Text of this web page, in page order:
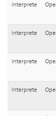
Interprete
Interprete
Interprete
Interprete